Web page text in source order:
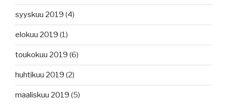
syyskuu 2019 (4)
elokuu 2019 (1)
toukokuu 2019 (6)
huhtikuu 2019 (2)
maaliskuu 2019 (5)